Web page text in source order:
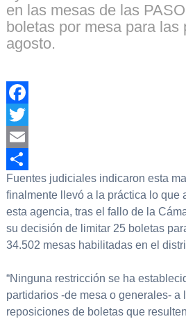
en las mesas de las
boletas por mesa para las
agosto.
Facebook
Twitter
Email
Compartir
Fuentes judiciales indicaron esta
finalmente llevó a la práctica lo que
esta agencia, tras el fallo de la
su decisión de limitar 25 boletas
34.502 mesas habilitadas en el
“Ninguna restricción se ha
partidarios -de mesa o generales- a
reposiciones de boletas que